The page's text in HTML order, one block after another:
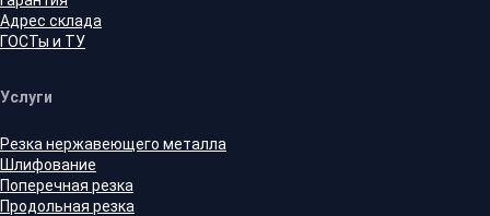
Адрес склада
ГОСТы и ТУ
Услуги
Резка нержавеющего металла
Шлифование
Поперечная резка
Продольная резка